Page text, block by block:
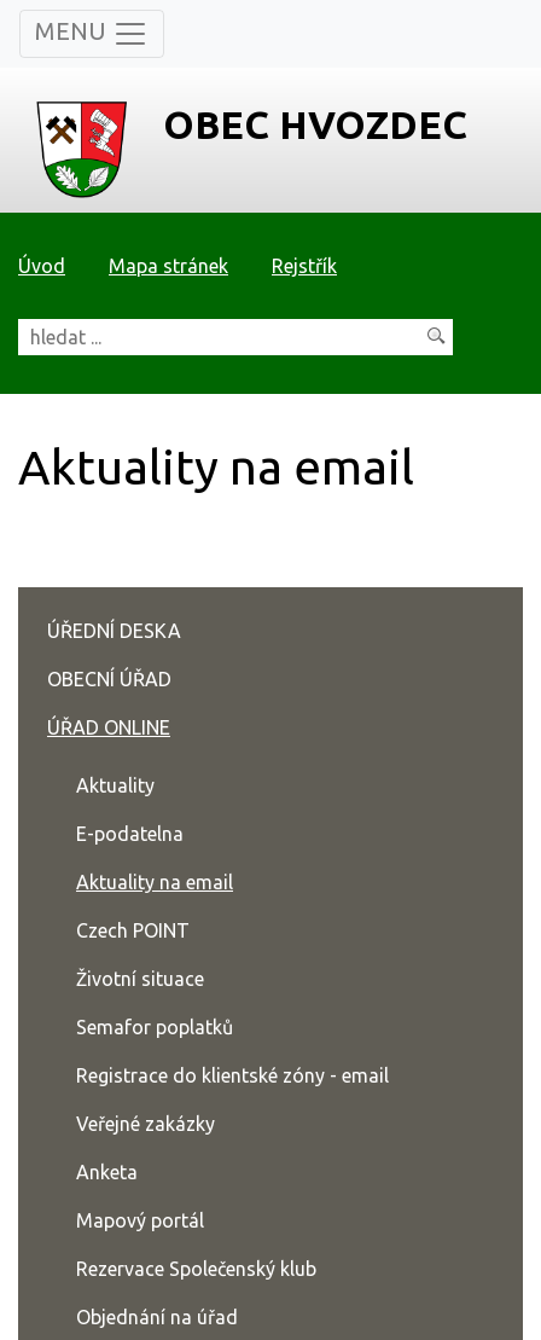
MENU
OBEC HVOZDEC
Úvod Mapa stránek Rejstřík
Aktuality na email
ÚŘEDNÍ DESKA
OBECNÍ ÚŘAD
ÚŘAD ONLINE
Aktuality
E-podatelna
Aktuality na email
Czech POINT
Životní situace
Semafor poplatků
Registrace do klientské zóny - email
Veřejné zakázky
Anketa
Mapový portál
Rezervace Společenský klub
Objednání na úřad